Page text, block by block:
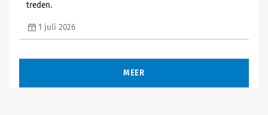
treden.
1 juli 2026
MEER